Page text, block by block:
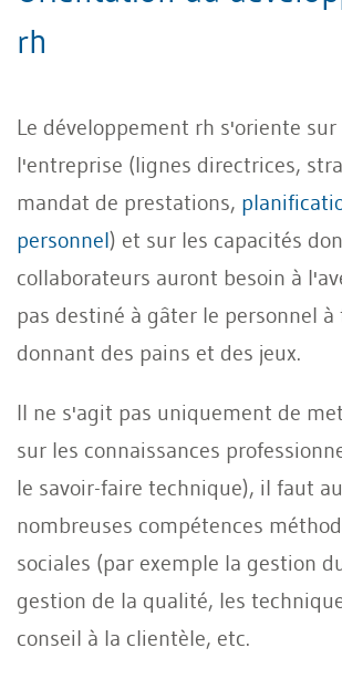
rh
Le développement rh s'oriente
l'entreprise (lignes directrices,
mandat de prestations,
personnel) et sur les capacités
collaborateurs auront besoin à
pas destiné à gâter le personnel
donnant des pains et des jeux.
Il ne s'agit pas uniquement de
sur les connaissances
le savoir-faire technique), il faut
nombreuses compétences
sociales (par exemple la gestion
gestion de la qualité, les
conseil à la clientèle, etc.